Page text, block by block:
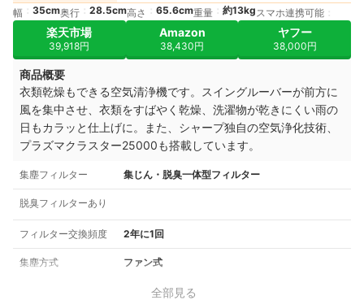
幅 35cm奥行 28.5cm高さ 65.6cm重量 約13kg スマホ連携可能
楽天市場
39,918円
Amazon
38,430円
ヤフー
38,000円
商品概要
衣類乾燥もできる空気清浄機です。スイングルーバーが前方に
風を集中させ、衣類をすばやく乾燥、洗濯物が乾きにくい雨の
日もカラッと仕上げに。また、シャープ独自の空気浄化技術、
プラズマクラスター25000も搭載しています。
集塵フィルター 集じん・脱臭一体型フィルター
脱臭フィルターあり
フィルター交換頻度 2年に1回
集塵方式 ファン式
全部見る